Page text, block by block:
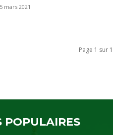
5 mars 2021
Page 1 sur
POPULAIRES